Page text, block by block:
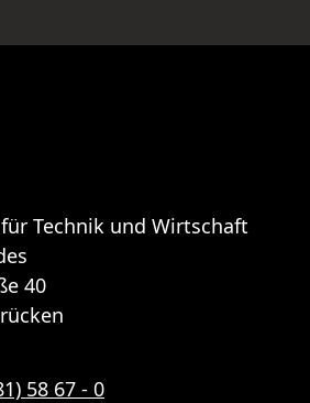
Technik und Wirtschaft
40
58 67 - 0